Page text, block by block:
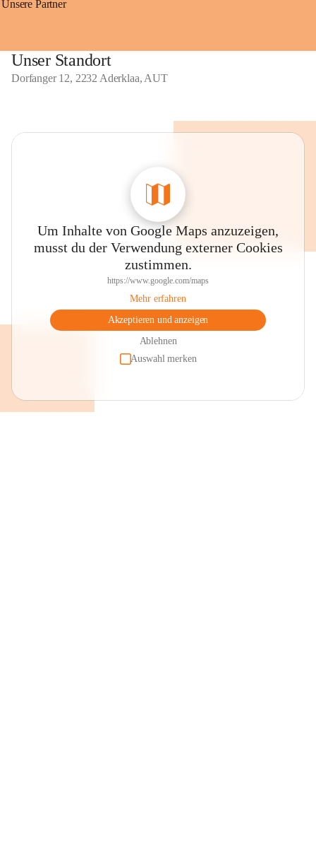
Unsere Partner
Unser Standort
Dorfanger 12, 2232 Aderklaa, AUT
Um Inhalte von Google Maps anzuzeigen,
musst du der Verwendung externer Cookies
zustimmen.
https://www.google.com/maps
Mehr erfahren
Akzeptieren und anzeigen
Ablehnen
Auswahl merken